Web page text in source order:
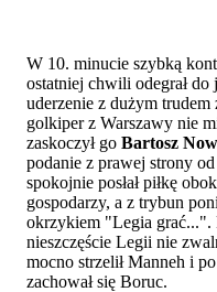
W 10. minucie szybką
ostatniej chwili odegrał
uderzenie z dużym trudem
golkiper z Warszawy nie
zaskoczył go Bartosz
podanie z prawej strony
spokojnie posłał piłkę
gospodarzy, a z trybun
okrzykiem "Legia grać...".
nieszczęście Legii nie
mocno strzelił Manneh i
zachował się Boruc.